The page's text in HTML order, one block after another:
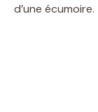
d’une écumoire.